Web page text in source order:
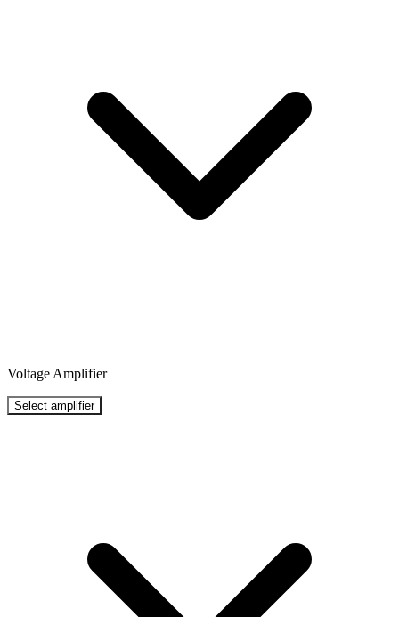
Voltage Amplifier
Select amplifier